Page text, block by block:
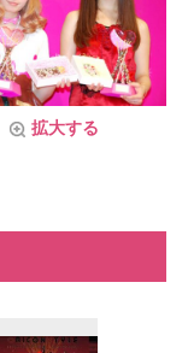
拡大する